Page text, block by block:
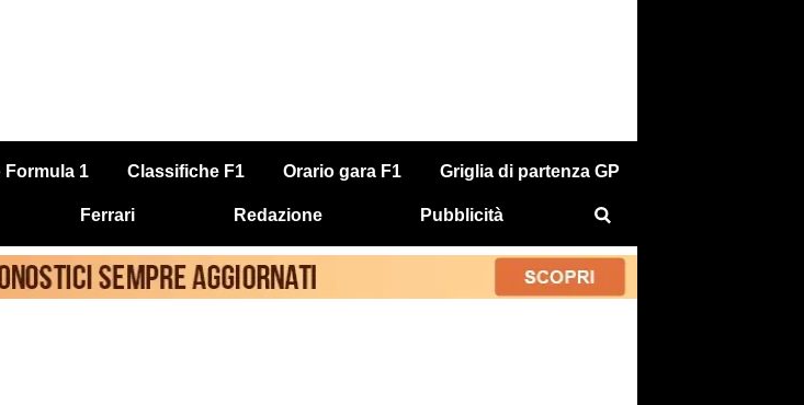
Formula 1 Classifiche F1 Orario gara F1 Griglia di partenza GP
Ferrari Redazione Pubblicità